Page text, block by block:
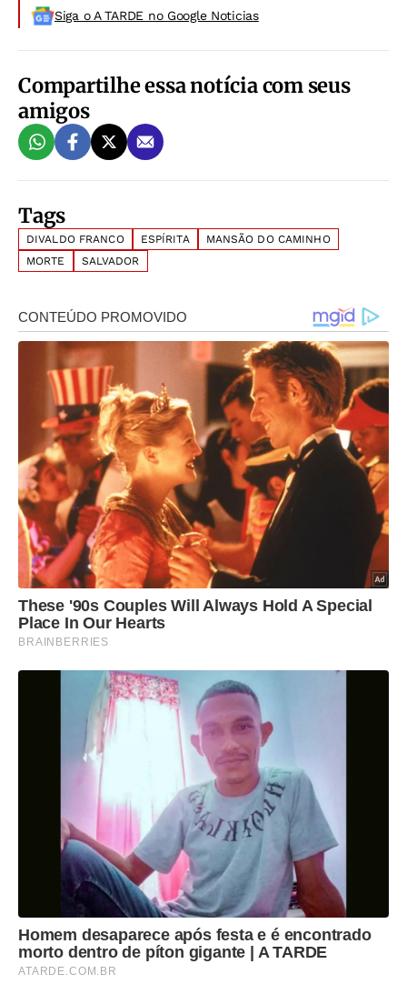
Siga o A TARDE no Google Noticias
Compartilhe essa notícia com seus
amigos
Tags
DIVALDO FRANCO ESPÍRITA
MANSÃO DO CAMINHO
MORTE
SALVADOR